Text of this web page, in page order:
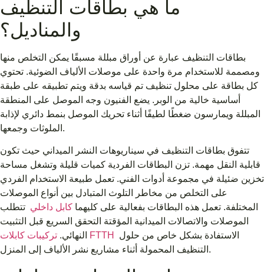
ما هي بطاقات التنظيف
والمناديل؟
بطاقات التنظيف عبارة عن أوراق مبللة مسبقًا يمكن التخلص منها
ومصممة للاستخدام مرة واحدة على موصلات الألياف الضوئية. تحتوي
كل بطاقة على محلول تنظيف تم قياسه بدقة ويتم تطبيقه على طبقة
أساسية خالية من الوبر. يضع الفنيون وجه الموصل على المنطقة
المبللة ويمارسون ضغطًا لطيفًا أثناء تحريك الموصل بنمط دائري لإذابة
الملوثات وجمعها.
تتفوق بطاقات التنظيف في سيناريوهات النشر الميداني حيث تكون
قابلية النقل مهمة. تزن البطاقات الفردية كميات قليلة وتشغل مساحة
تخزين ضئيلة في مجموعة أدوات الفني. تعمل طبيعة الاستخدام الفردي
على التخلص من مخاطر التلوث المتبادل بين أنواع الموصلات
المختلفة. تعمل هذه البطاقات بفعالية على كليهما كابل داخلي تتطلب
الموصلات والاتصالات الميدانية المؤقتة التحقق السريع قبل التثبيت
النهائي.
تركيبات كابلات FTTH
التنظيف المحمولة أثناء مشاريع نشر الألياف إلى المنزل.